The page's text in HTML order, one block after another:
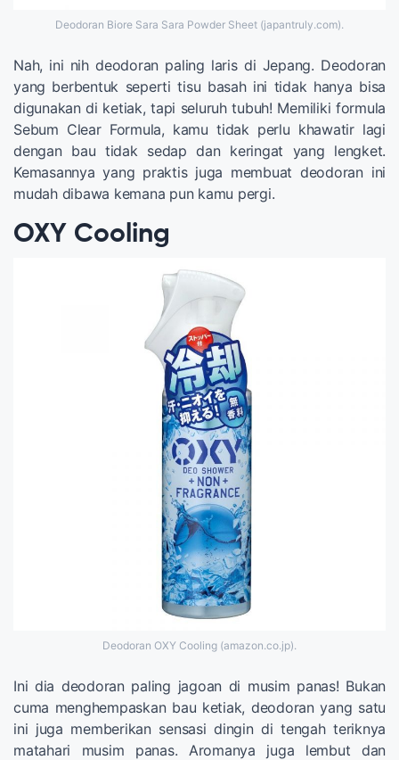
Deodoran Biore Sara Sara Powder Sheet (japantruly.com).
Nah, ini nih deodoran paling laris di Jepang. Deodoran
yang berbentuk seperti tisu basah ini tidak hanya bisa
digunakan di ketiak, tapi seluruh tubuh! Memiliki formula
Sebum Clear Formula, kamu tidak perlu khawatir lagi
dengan bau tidak sedap dan keringat yang lengket.
Kemasannya yang praktis juga membuat deodoran ini
mudah dibawa kemana pun kamu pergi.
OXY Cooling
Deodoran OXY Cooling (amazon.co.jp).
Ini dia deodoran paling jagoan di musim panas! Bukan
cuma menghempaskan bau ketiak, deodoran yang satu
ini juga memberikan sensasi dingin di tengah teriknya
matahari musim panas. Aromanya juga lembut dan